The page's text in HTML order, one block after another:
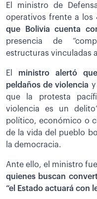
El ministro de
operativos frente a los
que Bolivia cuenta
presencia de
estructuras vinculadas
El ministro alertó
peldaños de violencia
que la protesta
violencia es un
político, económico o
de la vida del pueblo
la democracia.
Ante ello, el ministro
quienes buscan
“el Estado actuará con